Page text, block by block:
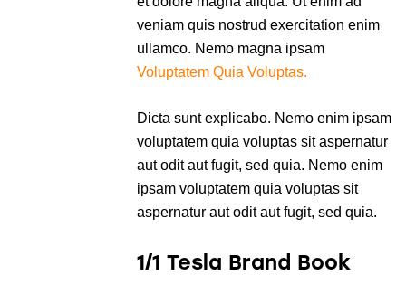
veniam quis nostrud exercitation enim
ullamco. Nemo magna ipsam
Voluptatem Quia Voluptas.
Dicta sunt explicabo. Nemo enim ipsam
voluptatem quia voluptas sit aspernatur
aut odit aut fugit, sed quia. Nemo enim
ipsam voluptatem quia voluptas sit
aspernatur aut odit aut fugit, sed quia.
1/1 Tesla Brand Book